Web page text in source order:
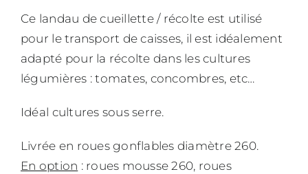
Ce landau de cueillette / récolte est utilisé
pour le transport de caisses, il est idéalement
adapté pour la récolte dans les cultures
légumières : tomates, concombres, etc…
Idéal cultures sous serre.
Livrée en roues gonflables diamètre 260.
En option : roues mousse 260, roues